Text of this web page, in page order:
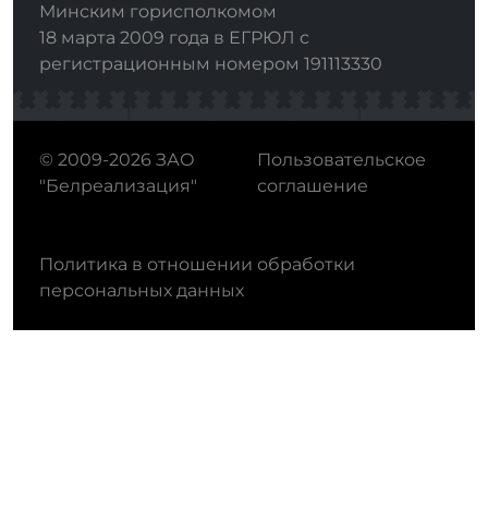
Минским горисполкомом
18 марта 2009 года в ЕГРЮЛ с
регистрационным номером 191113330
© 2009-2026 ЗАО
"Белреализация"
Пользовательское
соглашение
Политика в отношении обработки
персональных данных